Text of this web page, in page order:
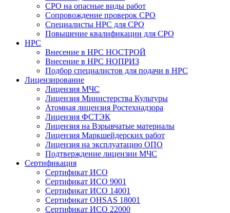
СРО на опасные виды работ
Сопровождение проверок СРО
Специалисты НРС для СРО
Повышение квалификации для СРО
НРС
Внесение в НРС НОСТРОЙ
Внесение в НРС НОПРИЗ
Подбор специалистов для подачи в НРС
Лицензирование
Лицензия МЧС
Лицензия Министерства Культуры
Атомная лицензия Ростехнадзора
Лицензия ФСТЭК
Лицензия на Взрывчатые материалы
Лицензия Маркшейдерских работ
Лицензия на эксплуатацию ОПО
Подтверждение лицензии МЧС
Сертификация
Сертификат ИСО
Сертификат ИСО 9001
Сертификат ИСО 14001
Сертификат OHSAS 18001
Сертификат ИСО 22000